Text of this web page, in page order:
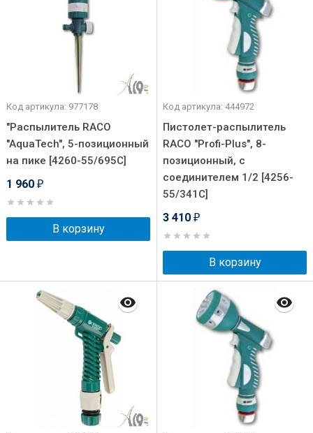
Код артикула: 977178
"Распылитель RACO
"AquaTech", 5-позиционный
на пике [4260-55/695C]
1 960 ₽
В корзину
Код артикула: 444972
Пистолет-распылитель
RACO "Profi-Plus", 8-
позиционный, с
соединителем 1/2 [4256-
55/341C]
3 410 ₽
В корзину